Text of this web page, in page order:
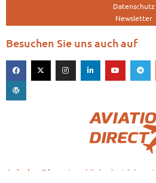
Datenschutz
Newsletter
Besuchen Sie uns auch auf
Aviation.Direct is published with love in